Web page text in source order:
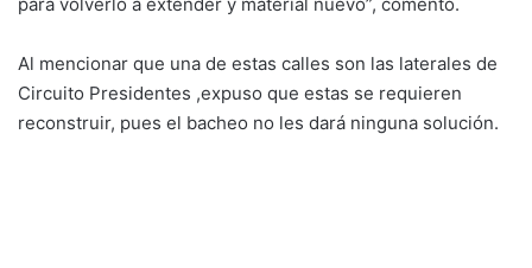
Al mencionar que una de estas calles son las laterales de
Circuito Presidentes ,expuso que estas se requieren
reconstruir, pues el bacheo no les dará ninguna solución.